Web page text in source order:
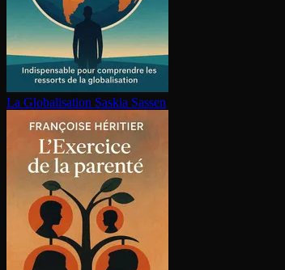
La Glo­ba­li­sa­tion Saskia Sassen